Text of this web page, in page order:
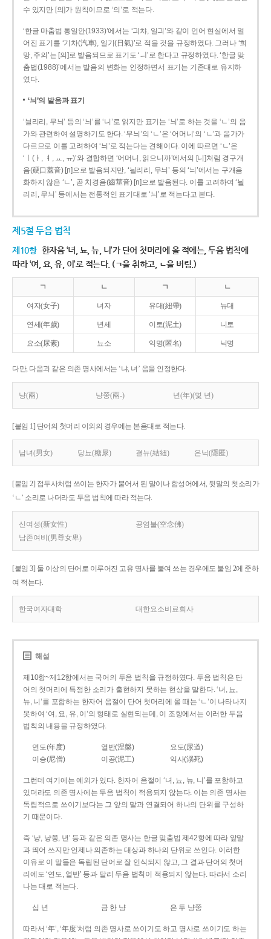
수 있지만 [의]가 원칙이므로 ‘의’로 적는다.
‘한글 마춤법 통일안(1933)’에서는 ‘긔챠, 일긔’와 같이 언어 현실에서 멀
어진 표기를 ‘기차(汽車), 일기(日氣)’로 적을 것을 규정하였다. 그러나 ‘희
망, 주의’는 [의]로 발음되므로 표기도 ‘ㅢ’로 한다고 규정하였다. ‘한글 맞
춤법(1988)’에서는 발음의 변화는 인정하면서 표기는 기존대로 유지하
였다.
‘늬’의 발음과 표기
‘늴리리, 무늬’ 등의 ‘늬’를 ‘니’로 읽지만 표기는 ‘늬’로 하는 것을 ‘ㄴ’의 음
가와 관련하여 설명하기도 한다. ‘무늬’의 ‘ㄴ’은 ‘어머니’의 ‘ㄴ’과 음가가
다르므로 이를 고려하여 ‘늬’로 적는다는 견해이다. 이에 따르면 ‘ㄴ’은
‘ㅣ(ㅑ, ㅕ, ㅛ, ㅠ)’와 결합하면 ‘어머니, 읽으니까’에서의 [니]처럼 경구개
음(硬口蓋音) [ɲ]으로 발음되지만, ‘늴리리, 무늬’ 등의 ‘늬’에서는 구개음
화하지 않은 ‘ㄴ’, 곧 치경음(齒莖音) [n]으로 발음된다. 이를 고려하여 ‘늴
리리, 무늬’ 등에서는 전통적인 표기대로 ‘늬’로 적는다고 본다.
제5절 두음 법칙
제10항 한자음 ‘녀, 뇨, 뉴, 니’가 단어 첫머리에 올 적에는, 두음 법칙에
따라 ‘여, 요, 유, 이’로 적는다. (ㄱ을 취하고, ㄴ을 버림.)
ㄱ ㄴ ㄱ ㄴ
여자(女子) 녀자 유대(紐帶) 뉴대
연세(年歲) 년세 이토(泥土) 니토
요소(尿素) 뇨소 익명(匿名) 닉명
다만, 다음과 같은 의존 명사에서는 ‘냐, 녀’ 음을 인정한다.
냥(兩) 냥쭝(兩-) 년(年)(몇 년)
[붙임 1] 단어의 첫머리 이외의 경우에는 본음대로 적는다.
남녀(男女) 당뇨(糖尿) 결뉴(結紐) 은닉(隱匿)
[붙임 2] 접두사처럼 쓰이는 한자가 붙어서 된 말이나 합성어에서, 뒷말의 첫소리가
‘ㄴ’ 소리로 나더라도 두음 법칙에 따라 적는다.
신여성(新女性)
공염불(空念佛)
남존여비(男尊女卑)
[붙임 3] 둘 이상의 단어로 이루어진 고유 명사를 붙여 쓰는 경우에도 붙임 2에 준하
여 적는다.
한국여자대학 대한요소비료회사
해설
제10항~제12항에서는 국어의 두음 법칙을 규정하였다. 두음 법칙은 단
어의 첫머리에 특정한 소리가 출현하지 못하는 현상을 말한다. ‘녀, 뇨,
뉴, 니’를 포함하는 한자어 음절이 단어 첫머리에 올 때는 ‘ㄴ’이 나타나지
못하여 ‘여, 요, 유, 이’의 형태로 실현되는데, 이 조항에서는 이러한 두음
법칙의 내용을 규정하였다.
연도(年度) 열반(涅槃)
요도(尿道)
이승(尼僧)
이공(泥工) 익사(溺死)
그런데 여기에는 예외가 있다. 한자어 음절이 ‘녀, 뇨, 뉴, 니’를 포함하고
있더라도 의존 명사에는 두음 법칙이 적용되지 않는다. 이는 의존 명사는
독립적으로 쓰이기보다는 그 앞의 말과 연결되어 하나의 단위를 구성하
기 때문이다.
즉 ‘냥, 냥쭝, 년’ 등과 같은 의존 명사는 한글 맞춤법 제42항에 따라 앞말
과 띄어 쓰지만 언제나 의존하는 대상과 하나의 단위로 쓰인다. 이러한
이유로 이 말들은 독립된 단어로 잘 인식되지 않고, 그 결과 단어의 첫머
리에도 ‘연도, 열반’ 등과 달리 두음 법칙이 적용되지 않는다. 따라서 소리
나는 대로 적는다.
십 년 금 한 냥 은 두 냥쭝
따라서 ‘年’, ‘年度’처럼 의존 명사로 쓰이기도 하고 명사로 쓰이기도 하는